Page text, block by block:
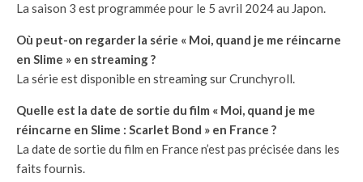
La saison 3 est programmée pour le 5 avril 2024 au Japon.
Où peut-on regarder la série « Moi, quand je me réincarne
en Slime » en streaming ?
La série est disponible en streaming sur Crunchyroll.
Quelle est la date de sortie du film « Moi, quand je me
réincarne en Slime : Scarlet Bond » en France ?
La date de sortie du film en France n’est pas précisée dans les
faits fournis.